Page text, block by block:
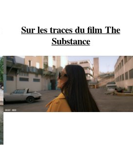
Sur les traces du film The
Substance